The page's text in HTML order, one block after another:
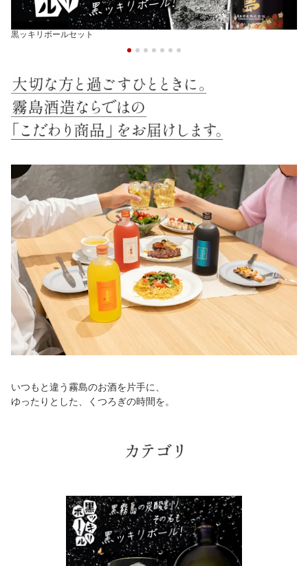
黒ッキリボールセット
いつもと違う霧島のお酒を片手に、
ゆったりとした、くつろぎの時間を。